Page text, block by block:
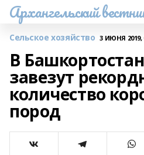
Архангельский
Сельское хозяйство 3 ИЮНЯ 2019,
В
завезут
количество
пород